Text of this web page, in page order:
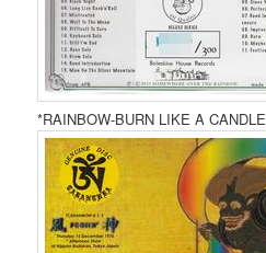
*RAINBOW-BURN LIKE A CANDLE